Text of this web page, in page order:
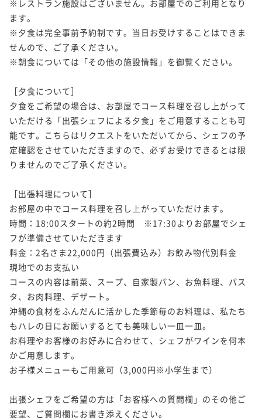
※レストラン施設はございません。お部屋でのご利用となり
ます。
※夕食は完全事前予約制です。当日お受けすることはできま
せんので、ご了承ください。
※朝食については「その他の施設情報」を御覧ください。
［夕食について］
夕食をご希望の場合は、お部屋でコース料理を召し上がって
いただける「出張シェフによる夕食」をご用意することも可
能です。こちらはリクエストをいただいてから、シェフの予
定確認をさせていただきますので、必ずお受けできるとは限
りませんのでご了承ください。
［出張料理について］
お部屋の中でコース料理を召し上がっていただけます。
時間：18:00スタートの約2時間　※17:30よりお部屋でシェ
フが準備させていただきます
料金：2名さま22,000円（出張費込み）お飲み物代別料金
現地でのお支払い
コースの内容は前菜、スープ、自家製パン、お魚料理、パス
タ、お肉料理、デザート。
沖縄の食材をふんだんに活かした季節毎のお料理は、私たち
もハレの日にお願いするとても美味しい一皿一皿。
お料理やお客様のお好みに合わせて、シェフがワインを何本
かご用意します。
お子様メニューもご用意可（3,000円※小学生まで）
出張シェフをご希望の方は「お客様への質問欄」のその他ご
要望、ご質問欄にお書き添えください。